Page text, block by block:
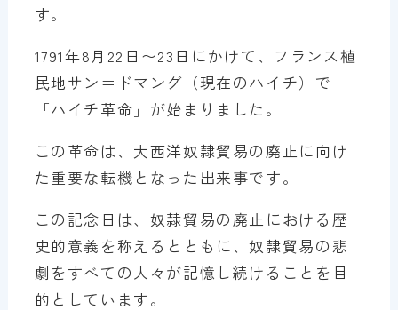
す。
1791年8月22日〜23日にかけて、フランス植
民地サン＝ドマング（現在のハイチ）で
「ハイチ革命」が始まりました。
この革命は、大西洋奴隷貿易の廃止に向け
た重要な転機となった出来事です。
この記念日は、奴隷貿易の廃止における歴
史的意義を称えるとともに、奴隷貿易の悲
劇をすべての人々が記憶し続けることを目
的としています。